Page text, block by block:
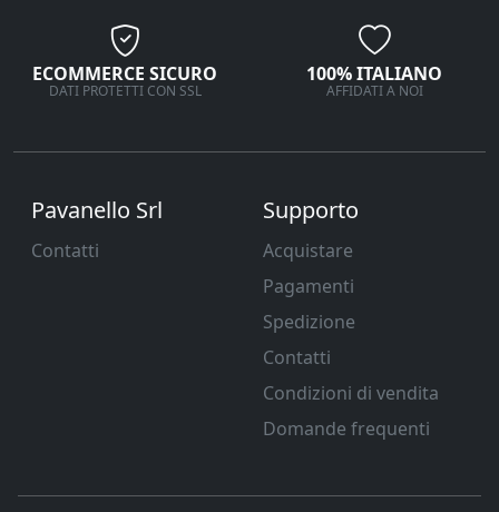
ECOMMERCE SICURO
DATI PROTETTI CON SSL
100% ITALIANO
AFFIDATI A NOI
Pavanello Srl
Contatti
Supporto
Acquistare
Pagamenti
Spedizione
Contatti
Condizioni di vendita
Domande frequenti